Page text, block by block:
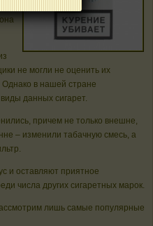
на
не могли не оценить их
Однако в нашей стране
данных сигарет.
причем не только внешне,
– изменили табачную смесь, а
и оставляют приятное
числа других сигаретных марок.
лишь самые популярные